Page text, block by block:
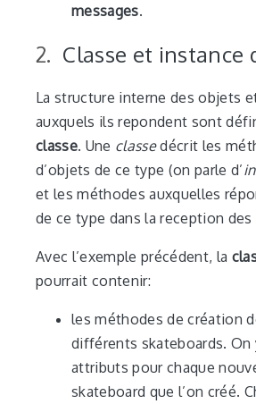
messages.
Classe et instance
La structure interne des objets
auxquels ils repondent sont
classe. Une classedécrit les
d’objets de ce type (on parle d’
et les méthodes auxquelles
de ce type dans la reception des
Avec l’exemple précédent, la
pourrait contenir:
les méthodes de création
différents skateboards.
attributs pour chaque
skateboard que l’on créé.